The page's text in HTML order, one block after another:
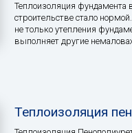
Теплоизоляция фундамента
строительстве стало
не только утепления
выполняет другие
Теплоизоляция